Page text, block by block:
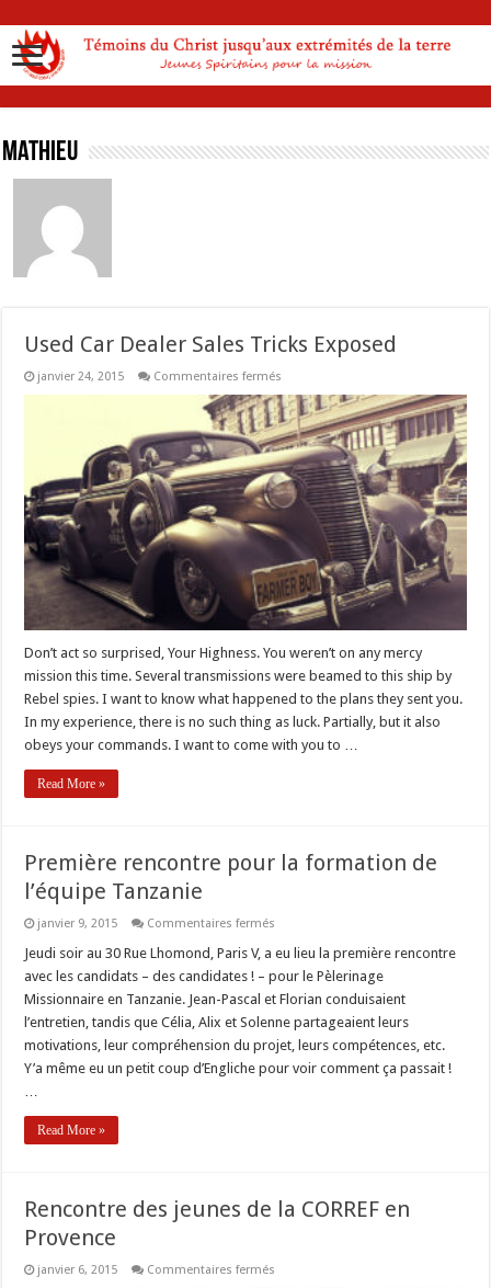
Mathieu
Used Car Dealer Sales Tricks Exposed
janvier 24, 2015 Commentaires fermés
Car
Dealer
Sales
Tricks
Exposed
Don’t act so surprised, Your Highness. You weren’t on any mercy
mission this time. Several transmissions were beamed to this ship by
Rebel spies. I want to know what happened to the plans they sent you.
In my experience, there is no such thing as luck. Partially, but it also
obeys your commands. I want to come with you to …
Read More »
Première rencontre pour la formation de
l’équipe Tanzanie
janvier 9, 2015 Commentaires fermés
rencontre
la
formation
de
l’équipe
Tanzanie
Jeudi soir au 30 Rue Lhomond, Paris V, a eu lieu la première rencontre
avec les candidats – des candidates ! – pour le Pèlerinage
Missionnaire en Tanzanie. Jean-Pascal et Florian conduisaient
l’entretien, tandis que Célia, Alix et Solenne partageaient leurs
motivations, leur compréhension du projet, leurs compétences, etc.
Y’a même eu un petit coup d’Engliche pour voir comment ça passait !
Read More »
Rencontre des jeunes de la CORREF en
Provence
janvier 6, 2015 Commentaires fermés